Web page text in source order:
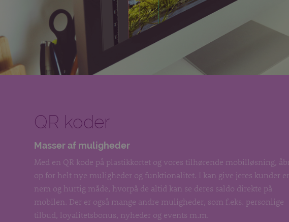
QR koder
Masser af muligheder
Med en QR kode på plastikkortet og vores tilhørende mobilløsning,
op for helt nye muligheder og funktionalitet. I kan give jeres kunder
nem og hurtig måde, hvorpå de altid kan se deres saldo direkte på
mobilen. Der er også mange andre muligheder, som f.eks. personlige
tilbud, loyalitetsbonus, nyheder og events m.m.